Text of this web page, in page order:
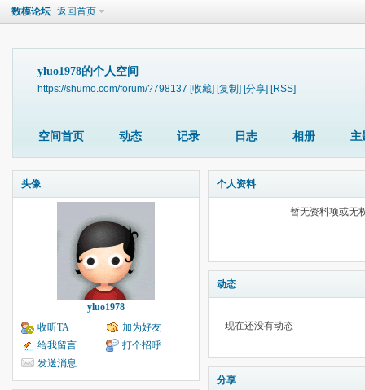
数模论坛 返回首页
yluo1978的个人空间
https://shumo.com/forum/?798137 [收藏] [复制] [分享] [RSS]
空间首页 动态 记录 日志 相册 主
头像
yluo1978
收听TA
加为好友
给我留言
打个招呼
发送消息
个人资料
暂无资料项或无
动态
现在还没有动态
分享